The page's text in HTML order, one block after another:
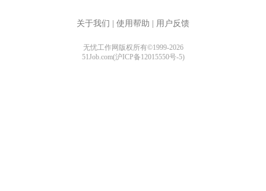
关于我们 使用帮助 用户反馈
无忧工作网版权所有©1999-2026
51Job.com(沪ICP备12015550号-5)